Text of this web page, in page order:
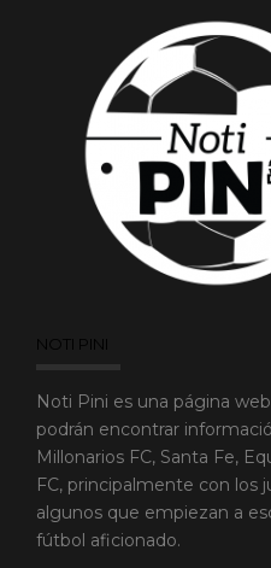
NOTI PINI
Noti Pini es una página
podrán encontrar
Millonarios FC, Santa Fe,
FC, principalmente con los
algunos que empiezan a
fútbol aficionado.